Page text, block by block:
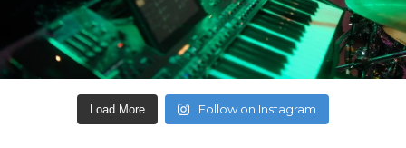
Load More Follow on Instagram